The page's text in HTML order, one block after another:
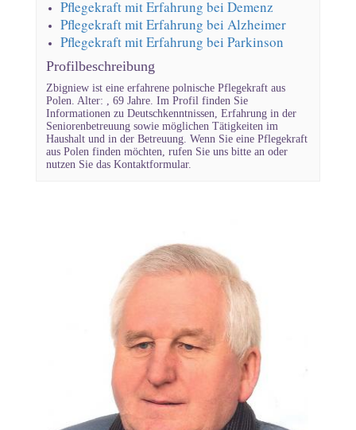
Pflegekraft mit Erfahrung bei Demenz
Pflegekraft mit Erfahrung bei Alzheimer
Pflegekraft mit Erfahrung bei Parkinson
Profilbeschreibung
Zbigniew ist eine erfahrene polnische Pflegekraft aus
Polen. Alter: , 69 Jahre. Im Profil finden Sie
Informationen zu Deutschkenntnissen, Erfahrung in der
Seniorenbetreuung sowie möglichen Tätigkeiten im
Haushalt und in der Betreuung. Wenn Sie eine Pflegekraft
aus Polen finden möchten, rufen Sie uns bitte an oder
nutzen Sie das Kontaktformular.